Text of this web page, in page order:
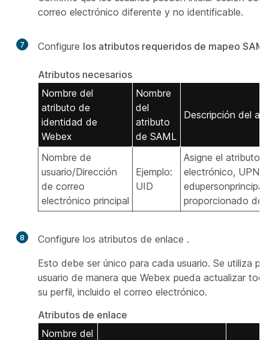
correo electrónico diferente y no identificable.
7 Configure los atributos requeridos de mapeo SAML
Atributos necesarios
Nombre del
atributo de
identidad de
Webex
Nombre
del
atributo
de SAML
Descripción del
Nombre de
usuario/Dirección
de correo
electrónico principal
Ejemplo:
UID
Asigne el atributo
electrónico, UPN o
proporcionado del
8 Configure los atributos de enlace .
Esto debe ser único para cada usuario. Se utiliza
usuario de manera que Webex pueda actualizar
su perfil, incluido el correo electrónico.
Atributos de enlace
Nombre del